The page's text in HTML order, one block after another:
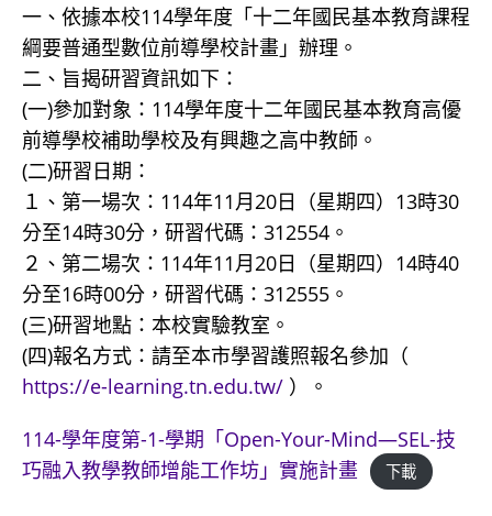
一、依據本校114學年度「十二年國民基本教育課程
綱要普通型數位前導學校計畫」辦理。
二、旨揭研習資訊如下：
(一)參加對象：114學年度十二年國民基本教育高優
前導學校補助學校及有興趣之高中教師。
(二)研習日期：
１、第一場次：114年11月20日（星期四）13時30
分至14時30分，研習代碼：312554。
２、第二場次：114年11月20日（星期四）14時40
分至16時00分，研習代碼：312555。
(三)研習地點：本校實驗教室。
(四)報名方式：請至本市學習護照報名參加（
https://e-learning.tn.edu.tw/ ）。
114-學年度第-1-學期「Open-Your-Mind—SEL-技
巧融入教學教師增能工作坊」實施計畫
下載